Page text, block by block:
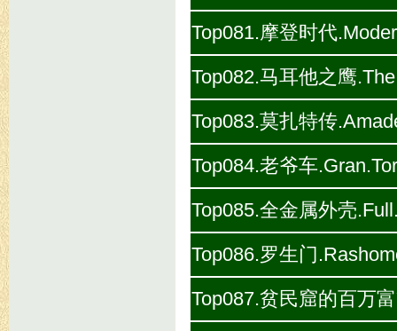
Top081.摩登时代
Top082.马耳他之鹰
Top083.莫扎特传
Top084.老爷车
Top085.全金属外壳
Top086.罗生门
Top087.贫民窟的百万